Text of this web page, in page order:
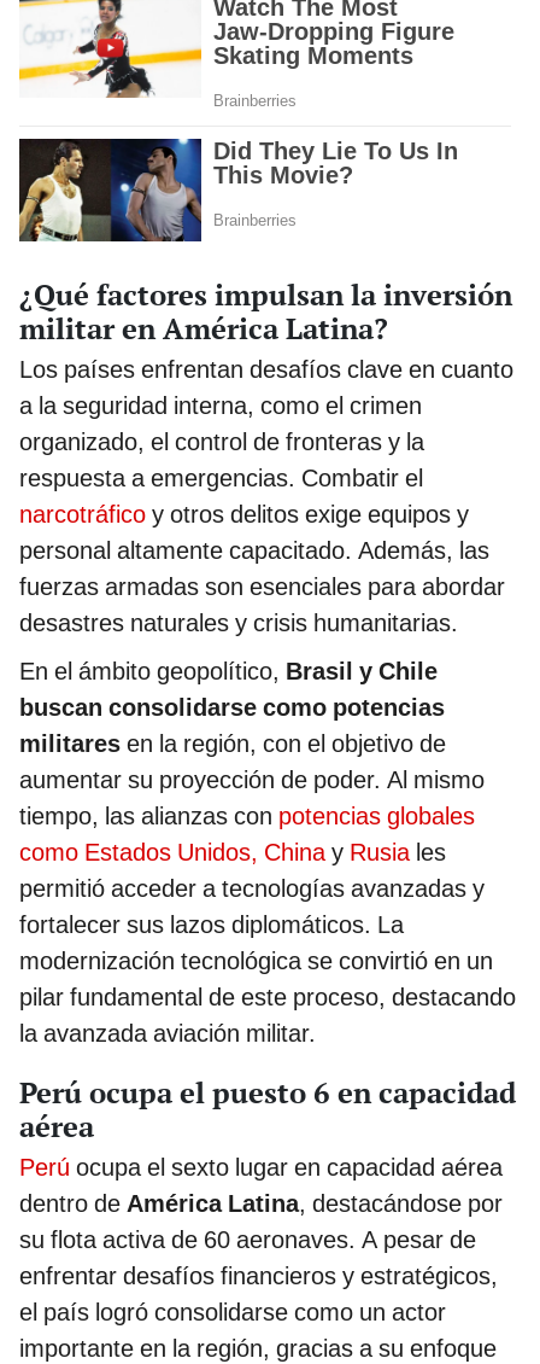
¿Qué factores impulsan la inversión
militar en América Latina?
Los países enfrentan desafíos clave en cuanto
a la seguridad interna, como el crimen
organizado, el control de fronteras y la
respuesta a emergencias. Combatir el
narcotráfico y otros delitos exige equipos y
personal altamente capacitado. Además, las
fuerzas armadas son esenciales para abordar
desastres naturales y crisis humanitarias.
En el ámbito geopolítico, Brasil y Chile
buscan consolidarse como potencias
militares en la región, con el objetivo de
aumentar su proyección de poder. Al mismo
tiempo, las alianzas con potencias globales
como Estados Unidos, Chinay Rusiales
permitió acceder a tecnologías avanzadas y
fortalecer sus lazos diplomáticos. La
modernización tecnológica se convirtió en un
pilar fundamental de este proceso, destacando
la avanzada aviación militar.
Perú ocupa el puesto 6 en capacidad
aérea
Perú ocupa el sexto lugar en capacidad aérea
dentro de América Latina, destacándose por
su flota activa de 60 aeronaves. A pesar de
enfrentar desafíos financieros y estratégicos,
el país logró consolidarse como un actor
importante en la región, gracias a su enfoque